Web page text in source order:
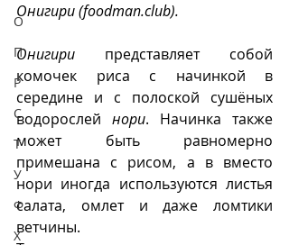
О
П
Р
С
Т
У
Ф
Х
Онигири (foodman.club).
Онигири представляет собой
комочек риса с начинкой в
середине и с полоской сушёных
водорослей нори. Начинка также
может быть равномерно
примешана с рисом, а в вместо
нори иногда используются листья
салата, омлет и даже ломтики
ветчины.